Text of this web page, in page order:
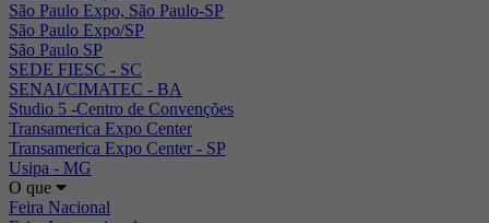
São Paulo Expo, São Paulo-SP
São Paulo Expo/SP
São Paulo SP
SEDE FIESC - SC
SENAI/CIMATEC - BA
Studio 5 -Centro de Convenções
Transamerica Expo Center
Transamerica Expo Center - SP
Usipa - MG
O que
Feira Nacional